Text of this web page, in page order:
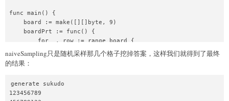
}func main() {
            fmt.Printf("%v\n", string(row))
        }
    }
    board[0] = []byte{'.','.','.','.','.','.','.','.','.'}
    board[1] = []byte{'.','.','.','.','.','.','.','.','.'}
naiveSampling只是随机采样那几个格子挖掉答案，这样我们就得到了最终
的结果：
generate sukudo
123456789